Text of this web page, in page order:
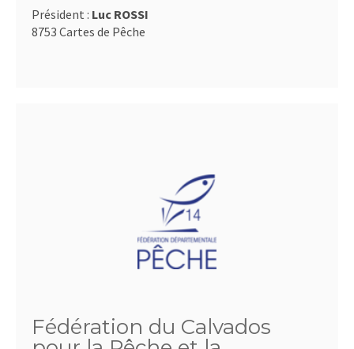
Président : Luc ROSSI
8753 Cartes de Pêche
Fédération du Calvados